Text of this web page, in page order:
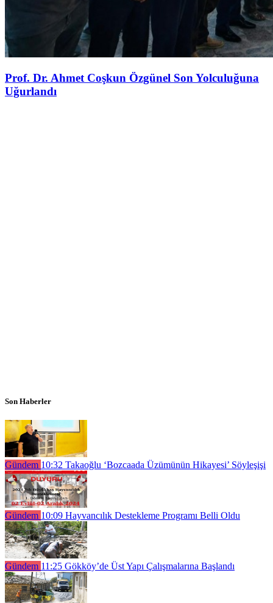
Prof. Dr. Ahmet Coşkun Özgünel Son Yolculuğuna
Uğurlandı
Son Haberler
Gündem 10:32 Takaoğlu ‘Bozcaada Üzümünün Hikayesi’ Söyleşişi
Gündem 10:09 Hayvancılık Destekleme Programı Belli Oldu
Gündem 11:25 Gökköy’de Üst Yapı Çalışmalarına Başlandı